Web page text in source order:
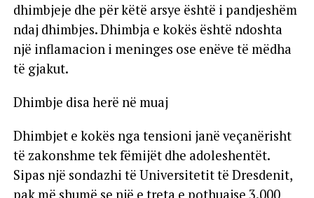
dhimbjeje dhe për këtë arsye është i pandjeshëm
ndaj dhimbjes. Dhimbja e kokës është ndoshta
një inflamacion i meninges ose enëve të mëdha
të gjakut.
Dhimbje disa herë në muaj
Dhimbjet e kokës nga tensioni janë veçanërisht
të zakonshme tek fëmijët dhe adoleshentët.
Sipas një sondazhi të Universitetit të Dresdenit,